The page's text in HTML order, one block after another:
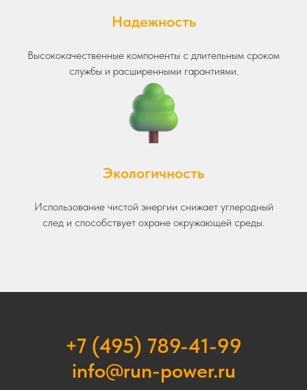
Надежность
Высококачественные компоненты с длительным сроком
службы и расширенными гарантиями.
Экологичность
Использование чистой энергии снижает углеродный
след и способствует охране окружающей среды.
+7 (495) 789-41-99
info@run-power.ru